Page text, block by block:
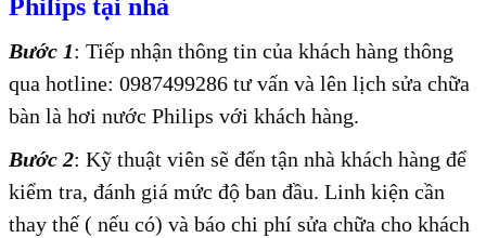
Philips tại nhà
Bước 1: Tiếp nhận thông tin của khách hàng thông
qua hotline: 0987499286 tư vấn và lên lịch sửa chữa
bàn là hơi nước Philips với khách hàng.
Bước 2: Kỹ thuật viên sẽ đến tận nhà khách hàng để
kiểm tra, đánh giá mức độ ban đầu. Linh kiện cần
thay thế ( nếu có) và báo chi phí sửa chữa cho khách